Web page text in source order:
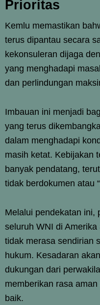
Prioritas
Kemlu memastikan
terus dipantau secara
kekonsuleran dijaga
yang menghadapi
dan perlindungan
Imbauan ini menjadi
yang terus
dalam menghadapi
masih ketat. Kebijakan
banyak pendatang,
tidak berdokumen atau
Melalui pendekatan ini,
seluruh WNI di
tidak merasa sendirian
hukum. Kesadaran
dukungan dari
memberikan rasa
baik.